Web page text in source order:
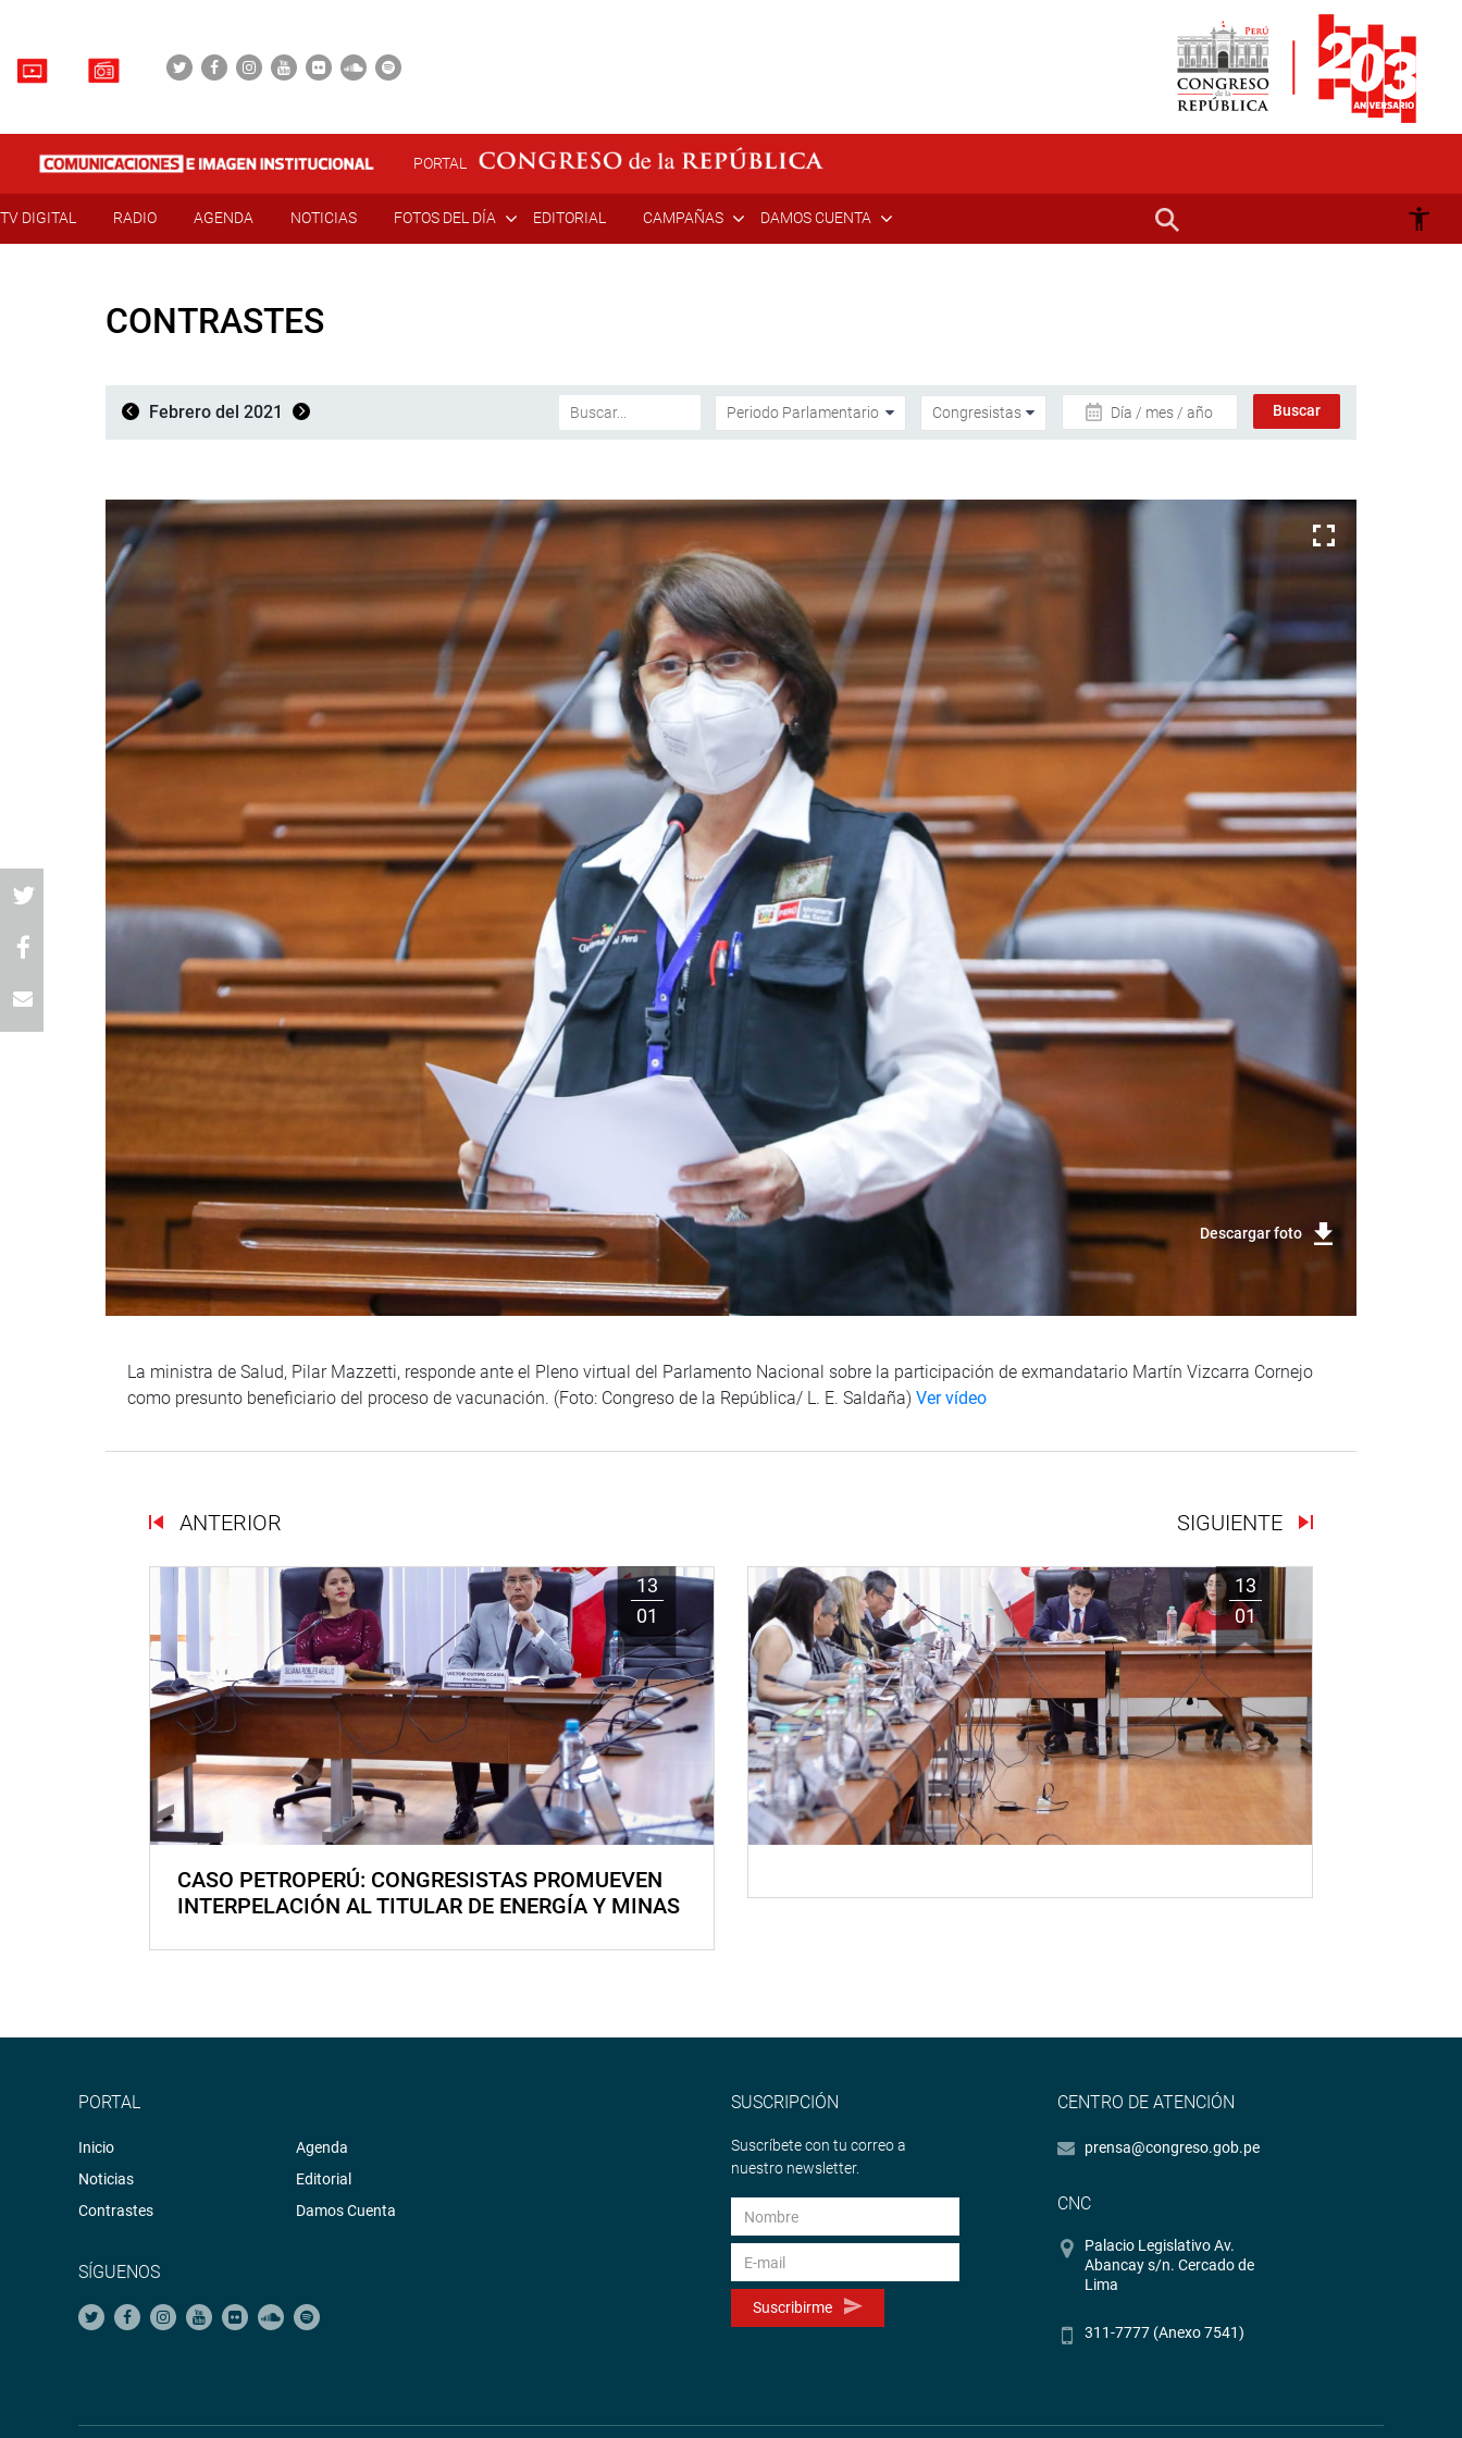
PORTAL
TV DIGITAL RADIO AGENDA NOTICIAS FOTOS DEL DÍA EDITORIAL CAMPAÑAS DAMOS CUENTA
CONTRASTES
Febrero del 2021 Día / mes / año
Descargar foto
La ministra de Salud, Pilar Mazzetti, responde ante el Pleno virtual del Parlamento Nacional sobre la participación de exmandatario Martín Vizcarra Cornejo
como presunto beneficiario del proceso de vacunación. (Foto: Congreso de la República/ L. E. Saldaña) Ver vídeo
ANTERIOR SIGUIENTE
13
01
CASO PETROPERÚ: CONGRESISTAS PROMUEVEN
INTERPELACIÓN AL TITULAR DE ENERGÍA Y MINAS
13
01
PORTAL
Inicio
Noticias
Contrastes
Agenda
Editorial
Damos Cuenta
SÍGUENOS
SUSCRIPCIÓN
Suscríbete con tu correo a
nuestro newsletter.
Suscribirme
CENTRO DE ATENCIÓN
prensa@congreso.gob.pe
CNC
Palacio Legislativo Av.
Abancay s/n. Cercado de
Lima
311-7777 (Anexo 7541)